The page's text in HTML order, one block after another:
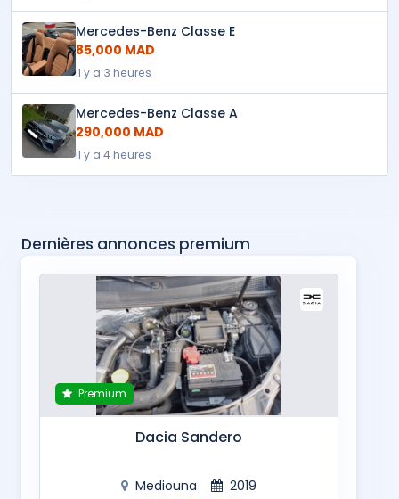
Mercedes-Benz Classe E
85,000 MAD
il y a 3 heures
Mercedes-Benz Classe A
290,000 MAD
il y a 4 heures
Dernières annonces premium
Premium
Dacia Sandero
Mediouna 2019